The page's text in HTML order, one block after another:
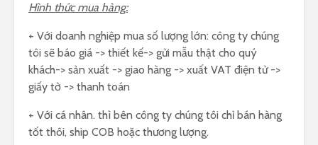
Hình thức mua hàng:
+ Với doanh nghiệp mua số lượng lớn: công ty chúng
tôi sẽ báo giá -> thiết kế-> gửi mẫu thật cho quý
khách-> sản xuất -> giao hàng -> xuất VAT điện tử ->
giấy tờ -> thanh toán
+ Với cá nhân. thì bên công ty chúng tôi chỉ bán hàng
tốt thôi, ship COB hoặc thương lượng.